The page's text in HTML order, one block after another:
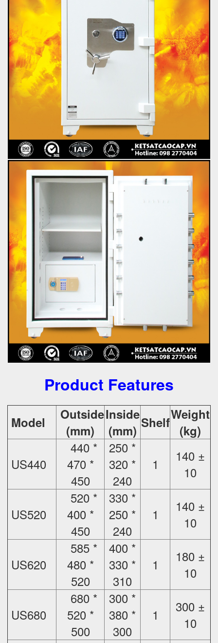
Product Features
Model
Outside
(mm)
Inside
(mm) ShelfWeight
(kg)
US440
440 *
470 *
450
250 *
320 *
240
1
140 ±
10
US520
520 *
400 *
450
330 *
250 *
240
1
140 ±
10
US620
585 *
480 *
520
400 *
330 *
310
1
180 ±
10
US680
680 *
520 *
500
300 *
380 *
300
1
300 ±
10